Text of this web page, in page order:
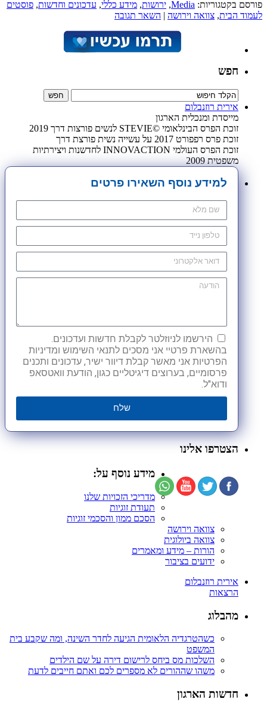
פורסם בקטגוריות: Media
, ירושות, מידע כללי, עדכונים וחדשות, פוסטים
לעמוד הבית, צוואה וירושה | השאר תגובה
חפש
אירית רוזנבלום
מייסדת ומנכלית הארגון
זוכת הפרס הבינלאומי ©STEVIE לנשים פורצות דרך 2019
זוכת פרס רפפורט 2017 על עשייה נשית פורצת דרך
זוכת הפרס העולמי INNOVACTION לחדשנות ויצירתיות
משפטית 2009
למידע נוסף השאירו פרטים
הירשמו לניוזלטר לקבלת חדשות ועדכונים.
בהשארת פרטיי אני מסכים לתנאי השימוש ומדיניות
הפרטיות אני מאשר קבלת דיוור ישיר, עדכונים ותכנים
פרסומיים, בערוצים דיגיטליים כגון, הודעת וואטסאפ
ודוא"ל.
שלח
הצטרפו אלינו
מידע נוסף על:
מדריכי הזכויות שלנו
תעודת זוגיות
הסכם ממון והסכמי זוגיות
צוואה וירושה
צוואה ביולוגית
הורות – מידע ומאמרים
ידועים בציבור
אירית רוזנבלום
הרצאות
מהבלוג
כשהטרגדיה הלאומית הגיעה לחדר השינה, ומה שקבע בית
המשפט
השלכות מס ביחס לרישום דירה על שם הילדים
משהו שההורים לא מספרים לכם ואתם חייבים לדעת
חדשות הארגון